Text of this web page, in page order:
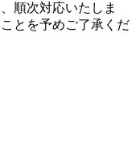
順次対応いたしま
とを予めご了承くだ